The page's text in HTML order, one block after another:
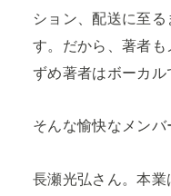
ション、配送に至
す。だから、著者
ずめ著者はボーカル
そんな愉快なメンバ
長瀬光弘さん。本